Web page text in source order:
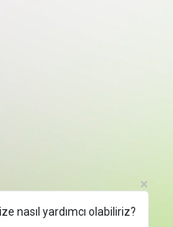
Kayıt
nasıl yardımcı olabiliriz?